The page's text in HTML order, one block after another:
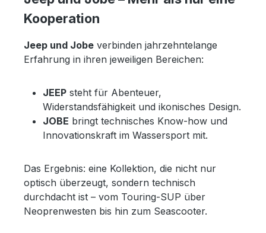
Kooperation
Jeep und Jobe verbinden jahrzehntelange
Erfahrung in ihren jeweiligen Bereichen:
JEEP steht für Abenteuer,
Widerstandsfähigkeit und ikonisches Design.
JOBE bringt technisches Know-how und
Innovationskraft im Wassersport mit.
Das Ergebnis: eine Kollektion, die nicht nur
optisch überzeugt, sondern technisch
durchdacht ist – vom Touring-SUP über
Neoprenwesten bis hin zum Seascooter.